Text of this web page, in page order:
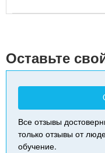
Оставьте
Все отзывы
только отзывы от
обучение.